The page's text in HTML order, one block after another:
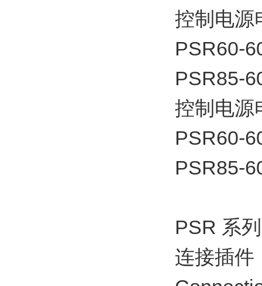
控制电源
PSR60-
PSR85-
控制电源
PSR60-
PSR85-
PSR 系
连接插件